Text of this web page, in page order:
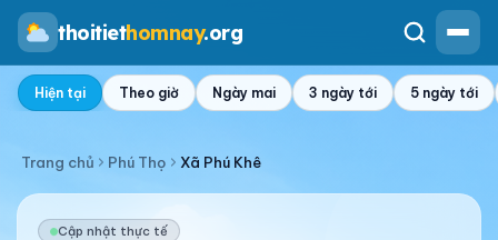
thoitiethomnay.org
Hiện tại Theo giờ Ngày mai 3 ngày tới 5 ngày tới
Trang chủ Phú Thọ Xã Phú Khê
Cập nhật thực tế